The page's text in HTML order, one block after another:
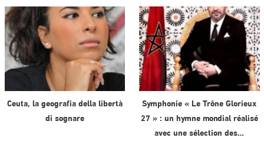
Ceuta, la geografia della libertà
di sognare
Symphonie « Le Trône Glorieux
27 » : un hymne mondial réalisé
avec une sélection des…